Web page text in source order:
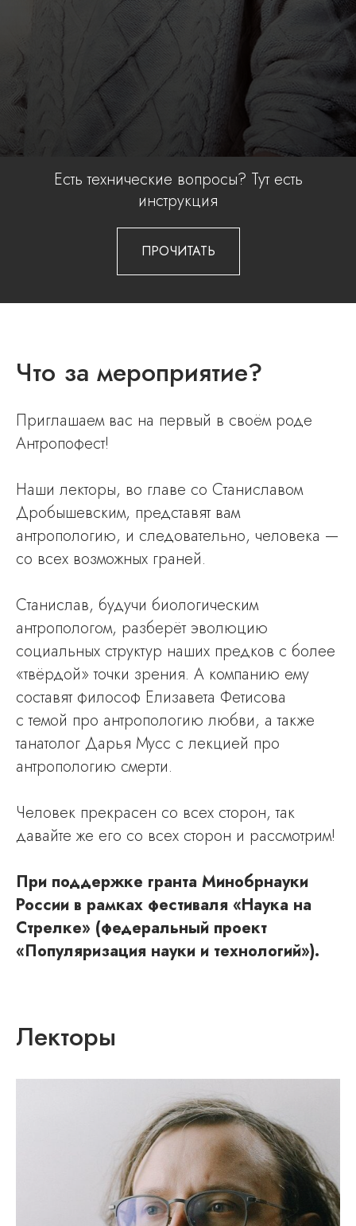
Есть технические вопросы? Тут есть
инструкция
ПРОЧИТАТЬ
Что за мероприятие?
Приглашаем вас на первый в своём роде
Антропофест!
Наши лекторы, во главе со Станиславом
Дробышевским, представят вам
антропологию, и следовательно, человека —
со всех возможных граней.
Станислав, будучи биологическим
антропологом, разберёт эволюцию
социальных структур наших предков с более
«твёрдой» точки зрения. А компанию ему
составят философ Елизавета Фетисова
с темой про антропологию любви, а также
танатолог Дарья Мусс с лекцией про
антропологию смерти.
Человек прекрасен со всех сторон, так
давайте же его со всех сторон и рассмотрим!
При поддержке гранта Минобрнауки
России в рамках фестиваля «Наука на
Стрелке» (федеральный проект
«Популяризация науки и технологий»).
Лекторы